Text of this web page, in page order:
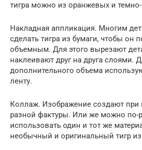
тигра можно из оранжевых и
Накладная аппликация. Многим
сделать тигра из бумаги, чтобы он
объемным. Для этого вырезают
наклеивают друг на друга слоями.
дополнительного объема
ленту.
Коллаж. Изображение создают при
разной фактуры. Или же можно по-
использовать один и тот же
необычный и оригинальный тигр из